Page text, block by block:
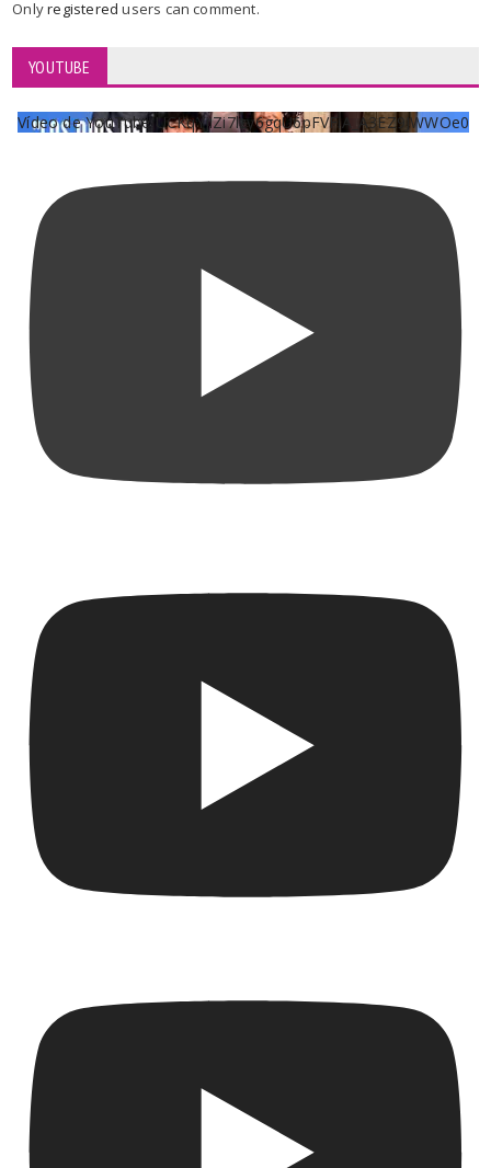
Onlyregisteredusers can comment.
YOUTUBE
Vídeo de YouTube UCKqYjiZi7lzy6gqU6pFVFiA_A3EZ9JWWOe0